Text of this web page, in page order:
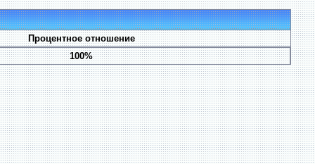
Процентное отношение
100%